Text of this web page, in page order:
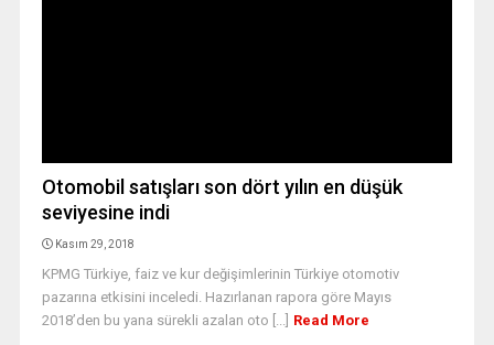
Otomobil satışları son dört yılın en düşük
seviyesine indi
Kasım 29, 2018
KPMG Türkiye, faiz ve kur değişimlerinin Türkiye otomotiv
pazarına etkisini inceledi. Hazırlanan rapora göre Mayıs
2018’den bu yana sürekli azalan oto [...] Read More